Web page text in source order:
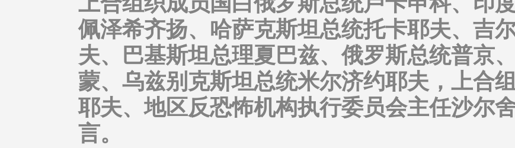
佩泽希齐扬、哈萨克斯坦总统托卡耶夫、吉
夫、巴基斯坦总理夏巴兹、俄罗斯总统普京
蒙、乌兹别克斯坦总统米尔济约耶夫，上合
耶夫、地区反恐怖机构执行委员会主任沙尔
言。